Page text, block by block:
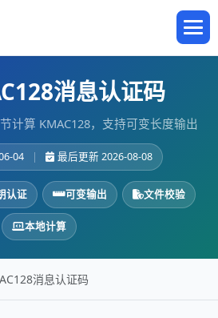
消息认证码
计算 KMAC128，支持可变长度输出
04 | 最后更新 2026-08-08
认证 可变输出 文件校验
本地计算
消息认证码